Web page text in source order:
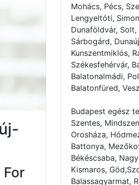
For
Mohács, Pécs,
Lengyeltóti,
Dunaföldvár, Solt,
Sárbogárd,
Kunszentmiklós,
Székesfehérvár,
Balatonalmádi,
Balatonfüred,
Budapest egész
Szentes,
Orosháza,
Battonya,
Békéscsaba,
Kismaros,
Balassagyarmat,